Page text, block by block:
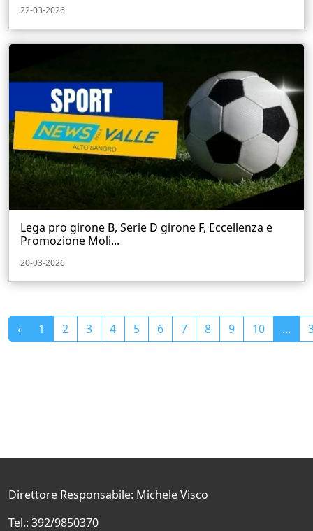
22-03-2026
Lega pro girone B, Serie D girone F, Eccellenza e
Promozione Moli...
20-03-2026
‹ 1 2 3 4 5 6 7 8 9 10 ...
Direttore Responsabile: Michele Visco
Tel.: 392/9850370